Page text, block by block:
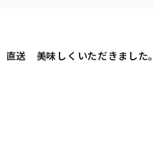
直送 美味しくいただきました。